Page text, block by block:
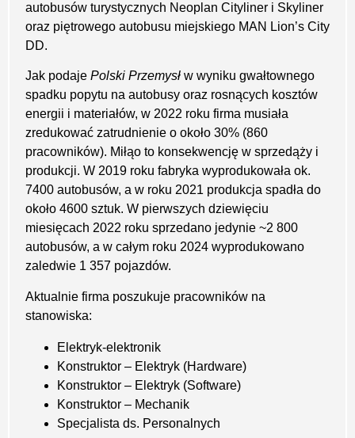
autobusów turystycznych Neoplan Cityliner i Skyliner
oraz piętrowego autobusu miejskiego MAN Lion’s City
DD.
Jak podaje Polski Przemysł w wyniku gwałtownego
spadku popytu na autobusy oraz rosnących kosztów
energii i materiałów, w 2022 roku firma musiała
zredukować zatrudnienie o około 30% (860
pracowników). Miłąo to konsekwencję w sprzedąży i
produkcji. W 2019 roku fabryka wyprodukowała ok.
7400 autobusów, a w roku 2021 produkcja spadła do
około 4600 sztuk. W pierwszych dziewięciu
miesięcach 2022 roku sprzedano jedynie ~2 800
autobusów, a w całym roku 2024 wyprodukowano
zaledwie 1 357 pojazdów.
Aktualnie firma poszukuje pracowników na
stanowiska:
Elektryk-elektronik
Konstruktor – Elektryk (Hardware)
Konstruktor – Elektryk (Software)
Konstruktor – Mechanik
Specjalista ds. Personalnych